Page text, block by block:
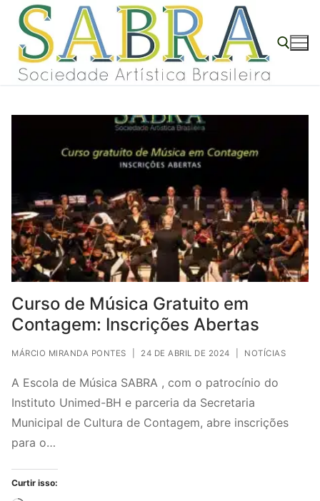
conteúdo
Pular
para
conteúdo
Curso de Música Gratuito em
Contagem: Inscrições Abertas
MÁRCIO MIRANDA PONTES 24 DE ABRIL DE 2024 NOTÍCIAS
A Escola de Música SABRA , com o patrocínio do
Instituto Unimed-BH e parceria da Secretaria
Municipal de Cultura de Contagem, abre inscrições
para o…
Curtir isso: